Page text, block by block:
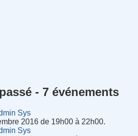
- 7 événements
Sys
2016 de 19h00 à 22h00.
Sys